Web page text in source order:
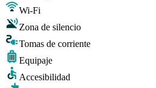
Wi-Fi
Zona de silencio
Tomas de corriente
Equipaje
Accesibilidad